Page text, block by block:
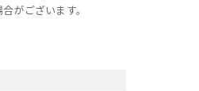
がございます。